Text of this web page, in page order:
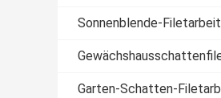
Sonnenblende-Filetarbeit
Garten-Schatten-